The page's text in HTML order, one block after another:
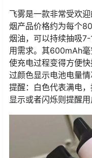
飞雾是一款非常受欢
烟产品价格约为每个
烟油，可以持续抽吸
用需求。其600mAh毫
使充电过程变得方便
过颜色显示电池电量
提醒：白色代表满电
显示或者闪烁则提醒用